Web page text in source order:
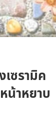
เซรามิค
น้าหยาบ